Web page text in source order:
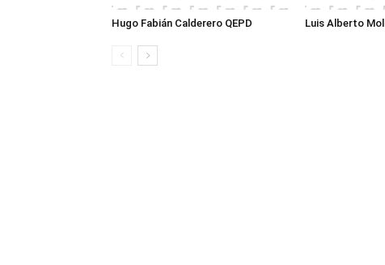
Hugo Fabián Calderero QEPD Luis Alberto